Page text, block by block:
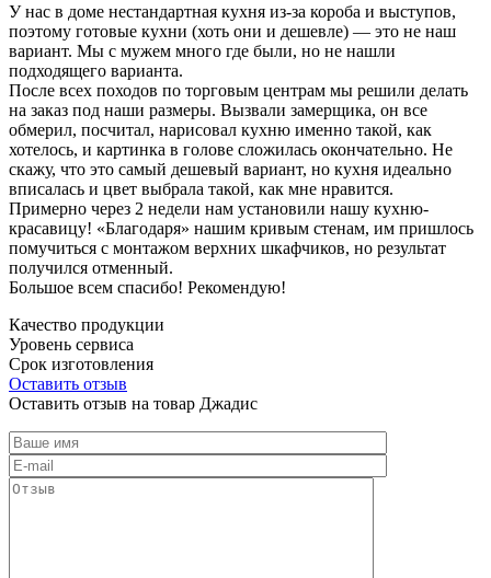
У нас в доме нестандартная кухня из-за короба и выступов,
поэтому готовые кухни (хоть они и дешевле) — это не наш
вариант. Мы с мужем много где были, но не нашли
подходящего варианта.
После всех походов по торговым центрам мы решили делать
на заказ под наши размеры. Вызвали замерщика, он все
обмерил, посчитал, нарисовал кухню именно такой, как
хотелось, и картинка в голове сложилась окончательно. Не
скажу, что это самый дешевый вариант, но кухня идеально
вписалась и цвет выбрала такой, как мне нравится.
Примерно через 2 недели нам установили нашу кухню-
красавицу! «Благодаря» нашим кривым стенам, им пришлось
помучиться с монтажом верхних шкафчиков, но результат
получился отменный.
Большое всем спасибо! Рекомендую!
Качество продукции
Уровень сервиса
Срок изготовления
Оставить отзыв
Оставить отзыв на товар Джадис